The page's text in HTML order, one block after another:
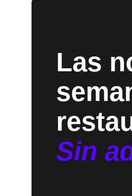
Las
Sin